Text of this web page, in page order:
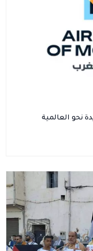
نحو العالمية